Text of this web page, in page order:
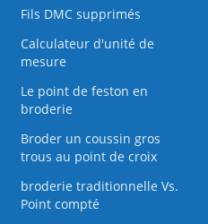
Fils DMC supprimés
Calculateur d'unité de
mesure
Le point de feston en
broderie
Broder un coussin gros
trous au point de croix
broderie traditionnelle Vs.
Point compté